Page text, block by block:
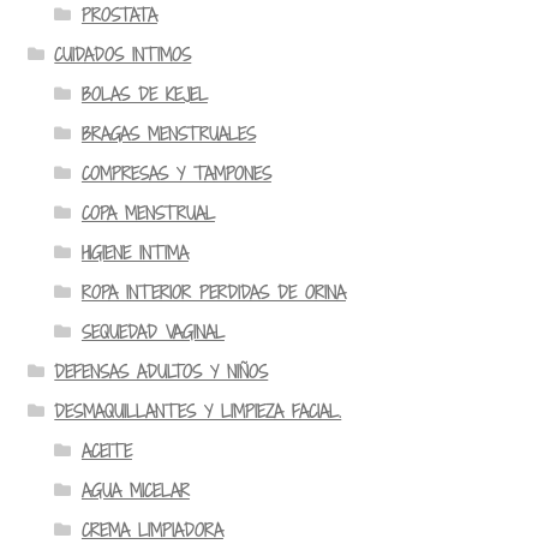
PROSTATA
CUIDADOS INTIMOS
BOLAS DE KEJEL
BRAGAS MENSTRUALES
COMPRESAS Y TAMPONES
COPA MENSTRUAL
HIGIENE INTIMA
ROPA INTERIOR PERDIDAS DE ORINA
SEQUEDAD VAGINAL
DEFENSAS ADULTOS Y NIÑOS
DESMAQUILLANTES Y LIMPIEZA FACIAL.
ACEITE
AGUA MICELAR
CREMA LIMPIADORA